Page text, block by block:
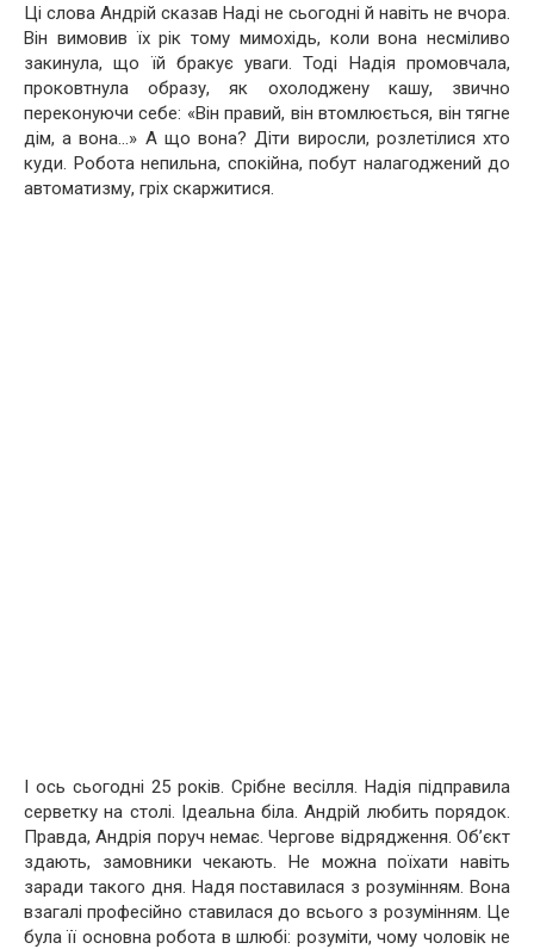
Ці слова Андрій сказав Наді не сьогодні й навіть не вчора.
Він вимовив їх рік тому мимохідь, коли вона несміливо
закинула, що їй бракує уваги. Тоді Надія промовчала,
проковтнула образу, як охолоджену кашу, звично
переконуючи себе: «Він правий, він втомлюється, він тягне
дім, а вона…» А що вона? Діти виросли, розлетілися хто
куди. Робота непильна, спокійна, побут налагоджений до
автоматизму, гріх скаржитися.
І ось сьогодні 25 років. Срібне весілля. Надія підправила
серветку на столі. Ідеальна біла. Андрій любить порядок.
Правда, Андрія поруч немає. Чергове відрядження. Об’єкт
здають, замовники чекають. Не можна поїхати навіть
заради такого дня. Надя поставилася з розумінням. Вона
взагалі професійно ставилася до всього з розумінням. Це
була її основна робота в шлюбі: розуміти, чому чоловік не